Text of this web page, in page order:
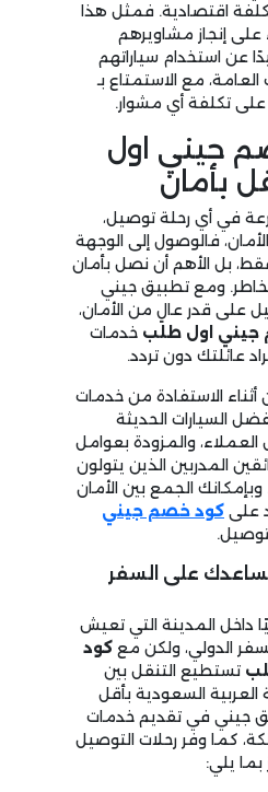
اقتصادية. فمثل هذا
إنجاز مشاويرهم
عن استخدام سياراتهم
مع الاستمتاع بـ
على تكلفة أي مشوار.
جيني اول
بأمان
في أي رحلة توصيل،
فالوصول إلى الوجهة
بل الأهم أن نصل بأمان
ومع تطبيق جيني
على قدر عالٍ من الأمان،
اول طلب خدمات
عائلتك دون تردد.
أثناء الاستفادة من خدمات
السيارات الحديثة
والمزودة بعوامل
المدربين الذين يتولون
الجمع بين الأمان
على كود خصم جيني
على السفر
داخل المدينة التي تعيش
الدولي، ولكن مع كود
تستطيع التنقل بين
السعودية بأقل
جيني في تقديم خدمات
كما وفر رحلات التوصيل
بما يلي: